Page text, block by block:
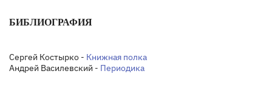
БИБЛИОГРАФИЯ
Сергей Костырко - Книжная полка
Андрей Василевский - Периодика